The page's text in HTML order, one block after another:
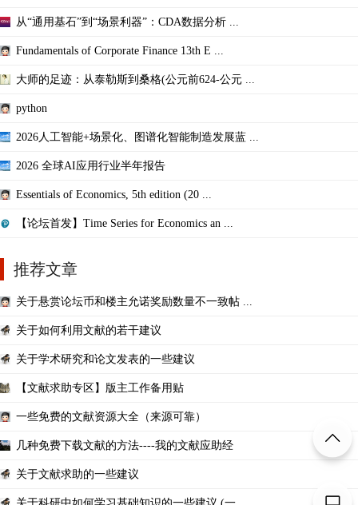
从“通用基石”到“场景利器”：CDA数据分析 ...
Fundamentals of Corporate Finance 13th E ...
大师的足迹：从泰勒斯到桑格(公元前624-公元 ...
python
2026人工智能+场景化、图谱化智能制造发展蓝 ...
2026 全球AI应用行业半年报告
Essentials of Economics, 5th edition (20 ...
【论坛首发】Time Series for Economics an ...
推荐文章
关于悬赏论坛币和楼主允诺奖励数量不一致帖 ...
关于如何利用文献的若干建议
关于学术研究和论文发表的一些建议
【文献求助专区】版主工作备用贴
一些免费的文献资源大全（来源可靠）
几种免费下载文献的方法----我的文献应助经
关于文献求助的一些建议